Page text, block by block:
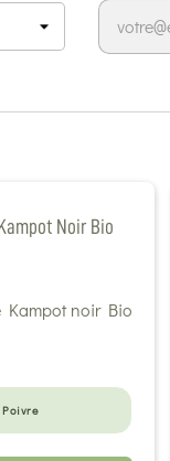
Noir Bio
Poivre